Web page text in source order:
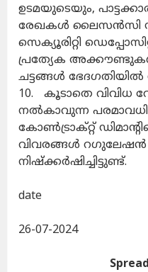
ഉടമയുടെയും,
രേഖകൾ ലൈസൻസി
സെക്യൂരിറ്റി
പ്രത്യേക
ചട്ടങ്ങൾ ഭേദഗതിയിൽ
10. കൂടാതെ വിവിധ
നൽകാവുന്ന
കോൺട്രാക്റ്റ്
വിവരങ്ങൾ റഗുലേഷൻ
നിഷ്‌ക്കർഷിച്ചിട്ടുണ്ട്.
date
26-07-2024